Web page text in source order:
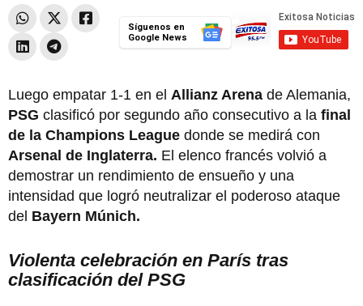
Síguenos en
Google News
Luego empatar 1-1 en el Allianz Arena de Alemania,
PSG clasificó por segundo año consecutivo a la final
de la Champions League donde se medirá con
Arsenal de Inglaterra. El elenco francés volvió a
demostrar un rendimiento de ensueño y una
intensidad que logró neutralizar el poderoso ataque
del Bayern Múnich.
Violenta celebración en París tras
clasificación del PSG